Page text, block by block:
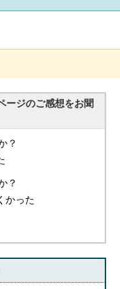
ージのご感想をお聞
？
？
かった